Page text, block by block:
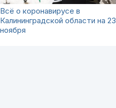
Всё о коронавирусе в
Калининградской области на 23
ноября